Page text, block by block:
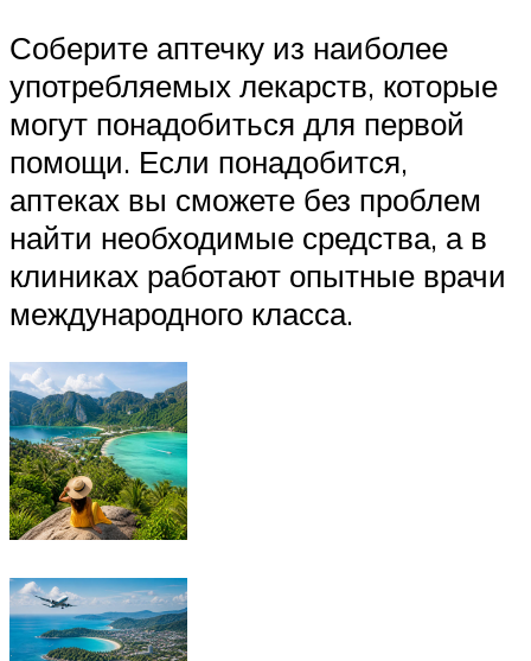
Соберите аптечку из наиболее
употребляемых лекарств, которые
могут понадобиться для первой
помощи. Если понадобится,
аптеках вы сможете без проблем
найти необходимые средства, а в
клиниках работают опытные врачи
международного класса.